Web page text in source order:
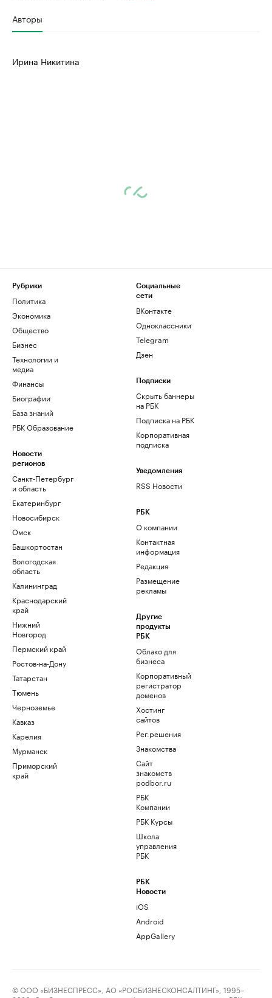
Авторы
Ирина Никитина
Рубрики
Политика
Экономика
Общество
Бизнес
Технологии и
медиа
Финансы
Биографии
База знаний
РБК Образование
Новости
регионов
Санкт-Петербург
и область
Екатеринбург
Новосибирск
Омск
Башкортостан
Вологодская
область
Калининград
Краснодарский
край
Нижний
Новгород
Пермский край
Ростов-на-Дону
Татарстан
Тюмень
Черноземье
Кавказ
Карелия
Мурманск
Приморский
край
Социальные
сети
ВКонтакте
Одноклассники
Telegram
Дзен
Подписки
Скрыть баннеры
на РБК
Подписка на РБК
Корпоративная
подписка
Уведомления
RSS Новости
РБК
О компании
Контактная
информация
Редакция
Размещение
рекламы
Другие
продукты
РБК
Облако для
бизнеса
Корпоративный
регистратор
доменов
Хостинг
сайтов
Рег.решения
Знакомства
Сайт
знакомств
podbor.ru
РБК
Компании
РБК Курсы
Школа
управления
РБК
РБК
Новости
iOS
Android
AppGallery
© ООО «БИЗНЕСПРЕСС», АО «РОСБИЗНЕСКОНСАЛТИНГ», 1995–